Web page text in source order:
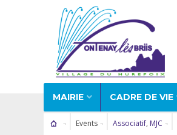
MAIRIE CADRE DE VIE
Events Associatif, MJC